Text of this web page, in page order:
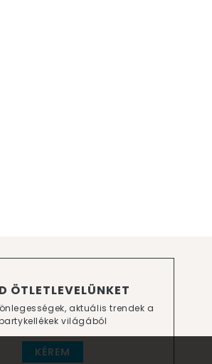
ÖTLETLEVELÜNKET
aktuális trendek a
világából
KÉREM